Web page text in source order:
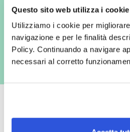
Questo sito web utilizza i cookie
Utilizziamo i cookie per
navigazione e per le finalità
Policy. Continuando a navigare
necessari al corretto
commerciali da parte di Verafarma, tra cui
marketing (con modalità telematiche -
con inviti e comunicazioni commerciali - e